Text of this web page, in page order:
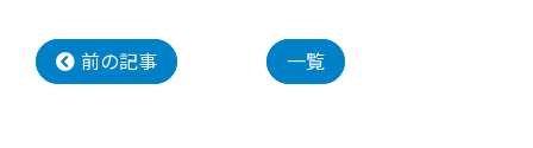
前の記事 一覧